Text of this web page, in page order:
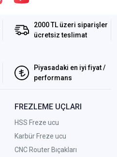
2000 TL üzeri siparişler
ücretsiz teslimat
Piyasadaki en iyi fiyat /
performans
FREZLEME UÇLARI
HSS Freze ucu
Karbür Freze ucu
CNC Router Bıçakları